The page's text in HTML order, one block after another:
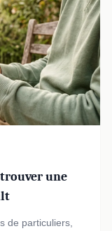
une
de particuliers,